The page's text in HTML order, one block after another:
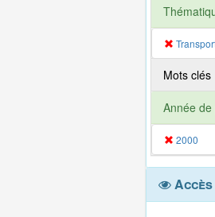
Mots clés
Année
2000